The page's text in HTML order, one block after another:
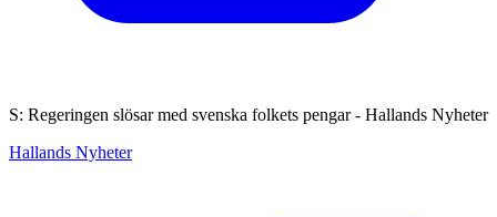
S: Regeringen slösar med svenska folkets pengar - Hallands Nyheter
Hallands Nyheter